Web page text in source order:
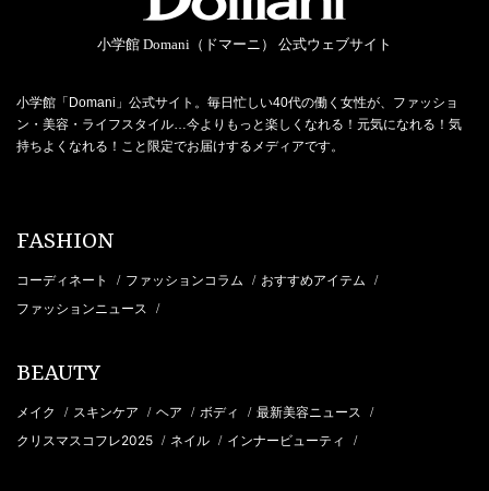
小学館 Domani（ドマーニ） 公式ウェブサイト
小学館「Domani」公式サイト。毎日忙しい40代の働く女性が、ファッショ
ン・美容・ライフスタイル…今よりもっと楽しくなれる！元気になれる！気
持ちよくなれる！こと限定でお届けするメディアです。
FASHION
コーディネート / ファッションコラム / おすすめアイテム /
ファッションニュース /
BEAUTY
メイク / スキンケア / ヘア / ボディ / 最新美容ニュース /
クリスマスコフレ2025 / ネイル / インナービューティ /